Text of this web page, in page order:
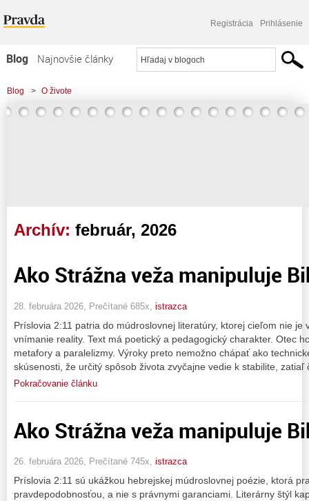
Registrácia Prihlásenie
Blog
Najnovšie články
Najčítanejšie články
Najkomentovanejšie články
Blog > O živote
Archív: február, 2026
Ako Strážna veža manipuluje
28. februára 2026, Prečítané 685x, istrazca
Príslovia 2:11 patria do múdroslovnej literatúry, ktorej cieľom nie je
vnímanie reality. Text má poetický a pedagogický charakter. Otec
metafory a paralelizmy. Výroky preto nemožno chápať ako
skúsenosti, že určitý spôsob života zvyčajne vedie k stabilite,
Pokračovanie článku
Ako Strážna veža manipuluje
26. februára 2026, Prečítané 745x, istrazca
Príslovia 2:11 sú ukážkou hebrejskej múdroslovnej poézie, ktorá
pravdepodobnosťou, a nie s právnymi garanciami. Literárny štýl